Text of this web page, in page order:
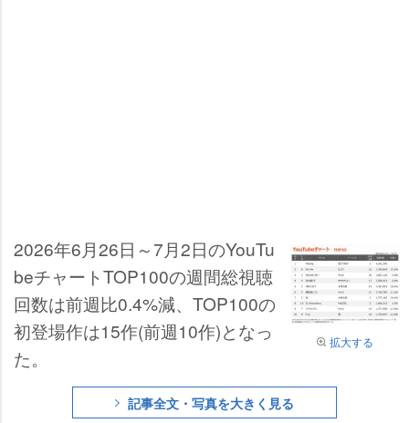
拡大する
2026年6月26日～7月2日のYouTu
beチャートTOP100の週間総視聴
回数は前週比0.4%減、TOP100の
初登場作は15作(前週10作)となっ
た。
記事全文・写真を大きく見る